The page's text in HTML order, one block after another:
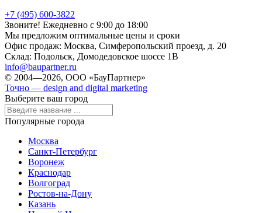
+7 (495) 600-3822
Звоните! Ежедневно с 9:00 до 18:00
Мы предложим оптимальные цены и сроки
Офис продаж: Москва, Симферопольский проезд, д. 20
Склад: Подольск, Домодедовское шоссе 1В
info@baupartner.ru
© 2004—2026, ООО «БауПартнер»
Точно — design and digital marketing
Выберите ваш город
Популярные города
Москва
Санкт-Петербург
Воронеж
Краснодар
Волгоград
Ростов-на-Дону
Казань